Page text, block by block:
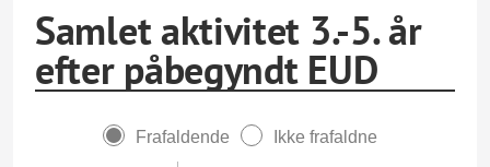
Samlet aktivitet 3.-5. år
efter påbegyndt EUD
Frafaldende Ikke frafaldne